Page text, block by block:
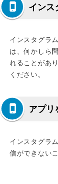
インス
インスタグラ
は、何かしら
れることがあ
ください。
アプリ
インスタグラ
信ができない